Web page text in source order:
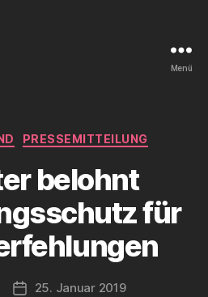
Menü
Kategorien
PRESSEMITTEILUNG
belohnt
für
Beitragsdatum
25. Januar 2019